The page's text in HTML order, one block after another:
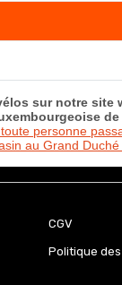
sur notre site
de
personne
au Grand
CGV
Politique